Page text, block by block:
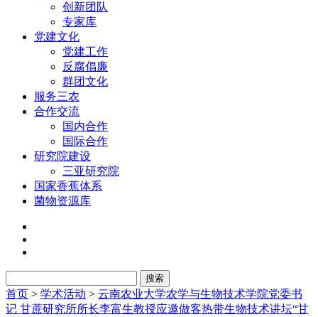
创新团队
专家库
党建文化
党建工作
反腐倡廉
群团文化
服务三农
合作交流
国内合作
国际合作
研究院建设
三亚研究院
国家香蕉体系
菌物资源库
首页 > 学术活动 > 云南农业大学农学与生物技术学院党委书
记 甘蔗研究所所长李富生教授应邀做客热带生物技术讲坛“甘